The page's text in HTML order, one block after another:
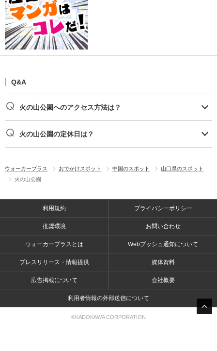
Q&A
火の山公園へのアクセス方法は？
火の山公園の定休日は？
ウォーカープラス おでかけスポット 中国のスポット
山口県のスポット
火の山公園
利用規約 プライバシーポリシー
推奨環境 お問い合わせ
ウォーカープラスとは Webプッシュ通知について
プレスリリース・情報提供 媒体資料
広告掲載について 会社概要
利用者情報の外部送信について
©KADOKAWA CORPORATION